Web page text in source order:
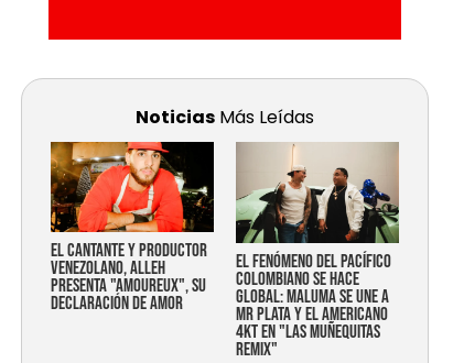
Noticias Más Leídas
EL CANTANTE Y PRODUCTOR
VENEZOLANO, ALLEH
PRESENTA "AMOUREUX", SU
DECLARACIÓN DE AMOR
EL FENÓMENO DEL PACÍFICO
COLOMBIANO SE HACE
GLOBAL: MALUMA SE UNE A
MR PLATA Y EL AMERICANO
4KT EN "LAS MUÑEQUITAS
REMIX"